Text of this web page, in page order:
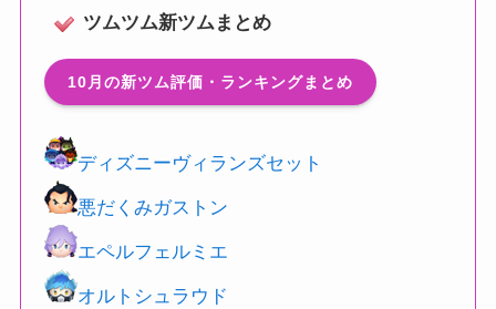
ツムツム新ツムまとめ
10月の新ツム評価・ランキングまとめ
ディズニーヴィランズセット
悪だくみガストン
エペルフェルミエ
オルトシュラウド